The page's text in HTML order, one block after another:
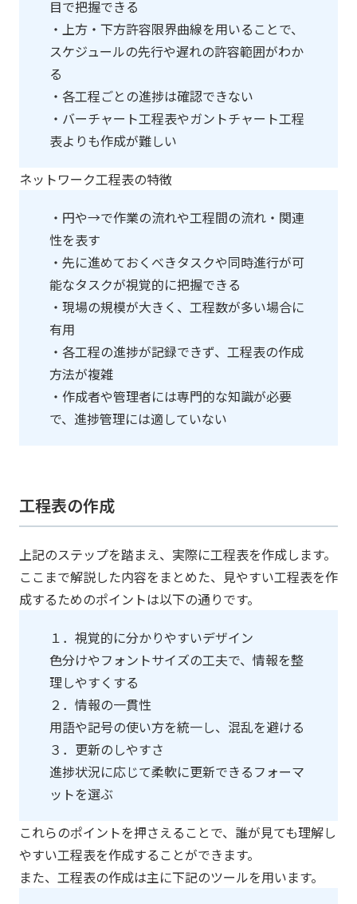
目で把握できる
・上方・下方許容限界曲線を用いることで、
スケジュールの先行や遅れの許容範囲がわか
る
・各工程ごとの進捗は確認できない
・バーチャート工程表やガントチャート工程
表よりも作成が難しい
ネットワーク工程表の特徴
・円や→で作業の流れや工程間の流れ・関連
性を表す
・先に進めておくべきタスクや同時進行が可
能なタスクが視覚的に把握できる
・現場の規模が大きく、工程数が多い場合に
有用
・各工程の進捗が記録できず、工程表の作成
方法が複雑
・作成者や管理者には専門的な知識が必要
で、進捗管理には適していない
工程表の作成
上記のステップを踏まえ、実際に工程表を作成します。
ここまで解説した内容をまとめた、見やすい工程表を作
成するためのポイントは以下の通りです。
１．視覚的に分かりやすいデザイン
色分けやフォントサイズの工夫で、情報を整
理しやすくする
２．情報の一貫性
用語や記号の使い方を統一し、混乱を避ける
３．更新のしやすさ
進捗状況に応じて柔軟に更新できるフォーマ
ットを選ぶ
これらのポイントを押さえることで、誰が見ても理解し
やすい工程表を作成することができます。
また、工程表の作成は主に下記のツールを用います。